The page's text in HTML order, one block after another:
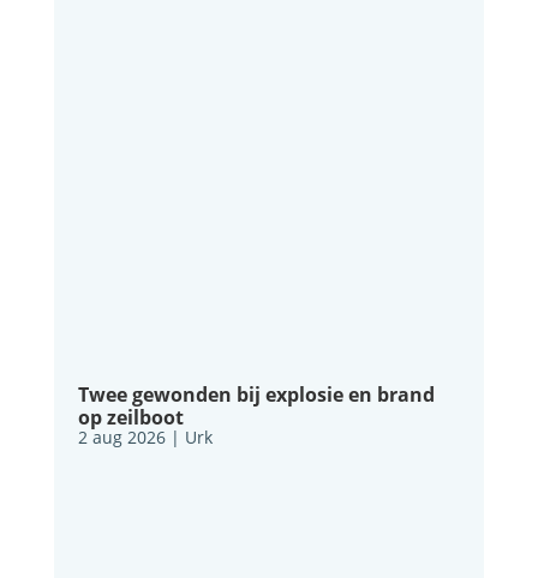
Twee gewonden bij explosie en brand
op zeilboot
2 aug 2026| Urk